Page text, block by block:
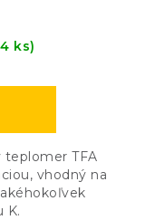
ks)
teplomer TFA
vhodný na
K.